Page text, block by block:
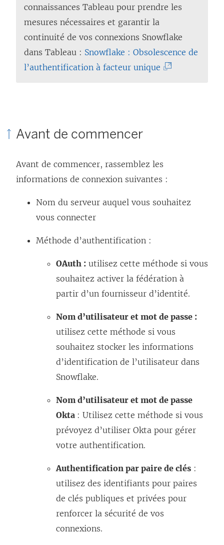
a
n
s
u
n
v
e
f
n
o
u
v
r
e
u
o
u
e
l
l
e
e
n
ê
t
r
e
)
connaissances Tableau pour prendre les
mesures nécessaires et garantir la
continuité de vos connexions Snowflake
dans Tableau : Snowflake : Obsolescence de
l’authentification à facteur unique
o
e
d
a
s
u
n
e
o
u
v
l
e
f
e
Avant de commencer
Avant de commencer, rassemblez les
informations de connexion suivantes :
Nom du serveur auquel vous souhaitez
vous connecter
Méthode d’authentification :
OAuth : utilisez cette méthode si vous
souhaitez activer la fédération à
partir d’un fournisseur d’identité.
Nom d’utilisateur et mot de passe :
utilisez cette méthode si vous
souhaitez stocker les informations
d’identification de l’utilisateur dans
Snowflake.
Nom d’utilisateur et mot de passe
Okta : Utilisez cette méthode si vous
prévoyez d’utiliser Okta pour gérer
votre authentification.
Authentification par paire de clés :
utilisez des identifiants pour paires
de clés publiques et privées pour
renforcer la sécurité de vos
connexions.